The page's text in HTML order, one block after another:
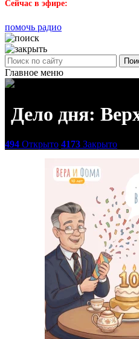
Сейчас в эфире:
помочь радио
Главное меню
Дело дня:
494 Открыто 4173 Закрыто